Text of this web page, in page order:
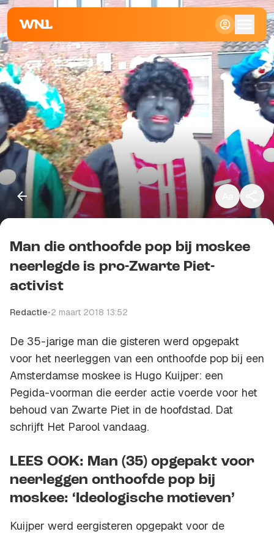
Klein
Standaard
Groot
Kopieer link
Man die onthoofde pop bij moskee
neerlegde is pro-Zwarte Piet-
activist
Redactie•2 maart 2018 13:52
De 35-jarige man die gisteren werd opgepakt
voor het neerleggen van een onthoofde pop bij een
Amsterdamse moskee is Hugo Kuijper: een
Pegida-voorman die eerder actie voerde voor het
behoud van Zwarte Piet in de hoofdstad. Dat
schrijft Het Parool vandaag.
LEES OOK: Man (35) opgepakt voor
neerleggen onthoofde pop bij
moskee: ‘Ideologische motieven’
Kuijper werd eergisteren opgepakt voor de